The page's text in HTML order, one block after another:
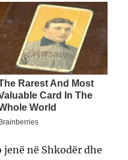
në Shkodër dhe